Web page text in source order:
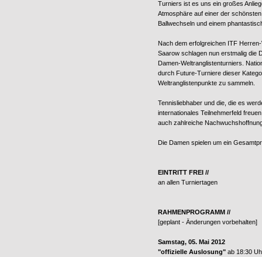
Turniers ist es uns ein großes
Atmosphäre auf einer der
Ballwechseln und einem
Nach dem erfolgreichen ITF
Saarow schlagen nun erstmalig die
Damen-Weltranglistenturniers.
durch Future-Turniere dieser
Weltranglistenpunkte zu sammeln.
Tennisliebhaber und die, die es
internationales Teilnehmerfeld
auch zahlreiche
Die Damen spielen um ein
EINTRITT FREI //
an allen Turniertagen
RAHMENPROGRAMM //
[geplant - Änderungen vorbehalten]
Samstag, 05. Mai 2012
"offizielle Auslosung" ab 18:30